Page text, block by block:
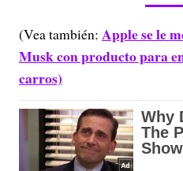
(Vea también: Apple se le
Musk con producto para
carros)